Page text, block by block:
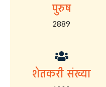
पुरुष
2889
शेतकरी संख्या